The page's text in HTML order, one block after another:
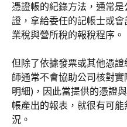
憑證帳的紀錄方法，通常
證，拿給委任的記帳士或
業稅與營所稅的報稅程序。
但除了依據發票或其他憑
師通常不會協助公司核對
明細)，因此當提供的憑證
帳產出的報表，就很有可
況。